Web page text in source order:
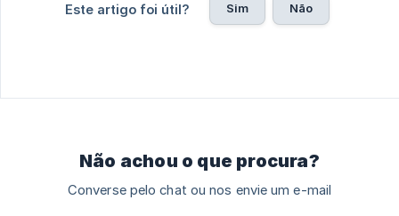
Este artigo foi útil? Sim Não
Não achou o que procura?
Converse pelo chat ou nos envie um e-mail